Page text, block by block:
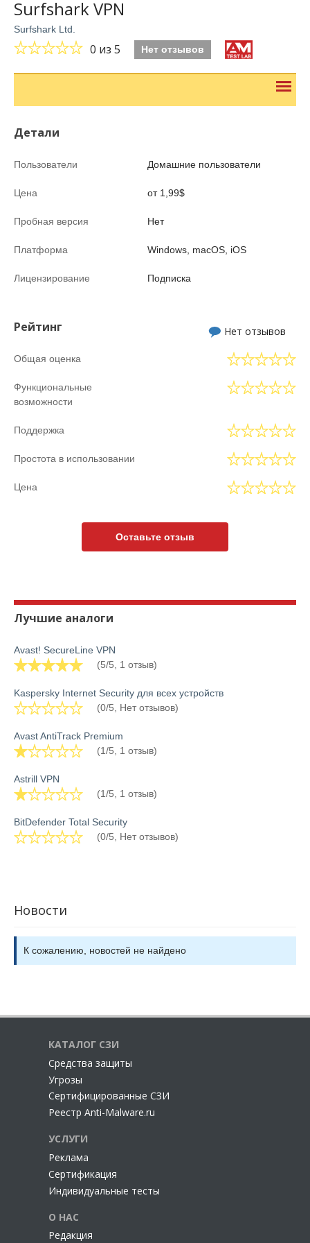
Surfshark VPN
Surfshark Ltd.
0 из 5 Нет отзывов
Детали
Пользователи Домашние пользователи
Цена от 1,99$
Пробная версия Нет
Платформа Windows, macOS, iOS
Лицензирование Подписка
Рейтинг Нет отзывов
Общая оценка
Функциональные
возможности
Поддержка
Простота в использовании
Цена
Оставьте отзыв
Лучшие аналоги
Avast! SecureLine VPN
(5/5, 1 отзыв)
Kaspersky Internet Security для всех устройств
(0/5, Нет отзывов)
Avast AntiTrack Premium
(1/5, 1 отзыв)
Astrill VPN
(1/5, 1 отзыв)
BitDefender Total Security
(0/5, Нет отзывов)
Новости
К сожалению, новостей не найдено
КАТАЛОГ СЗИ
Cредства защиты
Угрозы
Сертифицированные СЗИ
Реестр Anti-Malware.ru
УСЛУГИ
Реклама
Сертификация
Индивидуальные тесты
О НАС
Редакция